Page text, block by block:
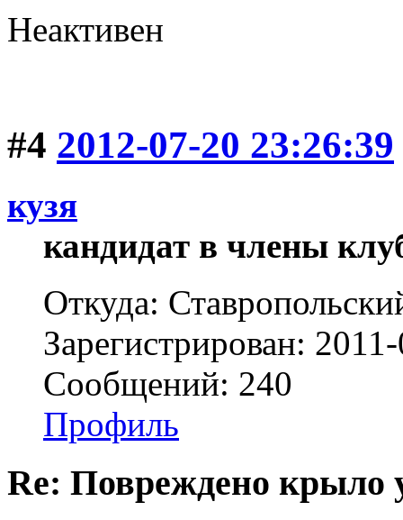
Неактивен
#4 2012-07-20 23:26:39
кузя
кандидат в члены
Откуда:
Зарегистрирован:
Сообщений: 240
Профиль
Re: Повреждено крыло